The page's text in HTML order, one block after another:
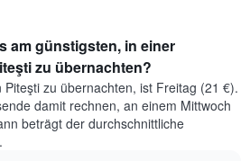
am günstigsten, in einer
zu übernachten?
zu übernachten, ist Freitag (21 €).
damit rechnen, an einem Mittwoch
beträgt der durchschnittliche